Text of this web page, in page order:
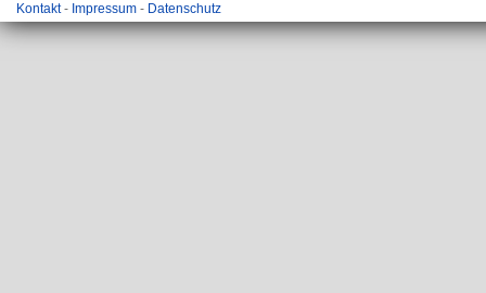
Kontakt- Impressum - Datenschutz